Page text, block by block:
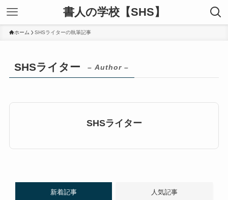
書人の学校【SHS】
ホーム SHSライターの執筆記事
SHSライター – Author –
SHSライター
新着記事 人気記事